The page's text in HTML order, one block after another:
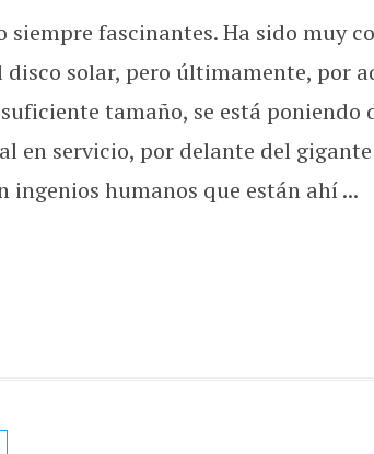
siempre fascinantes. Ha sido muy
disco solar, pero últimamente, por
tamaño, se está poniendo
en servicio, por delante del
humanos que están ahí ...